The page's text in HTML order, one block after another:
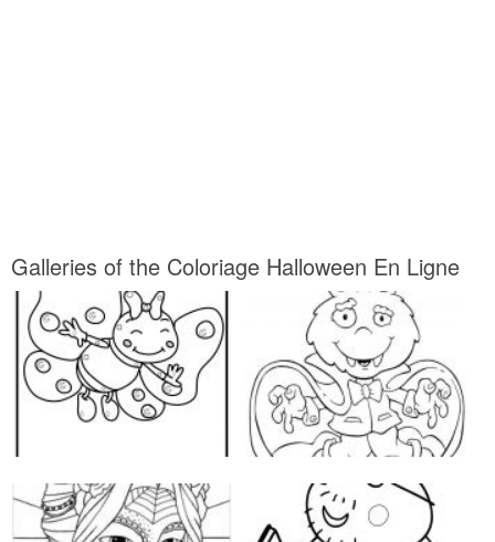
Galleries of the Coloriage Halloween En Ligne